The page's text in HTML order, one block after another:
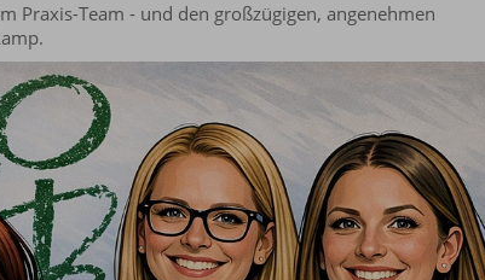
Praxis-Team - und den großzügigen, angenehmen